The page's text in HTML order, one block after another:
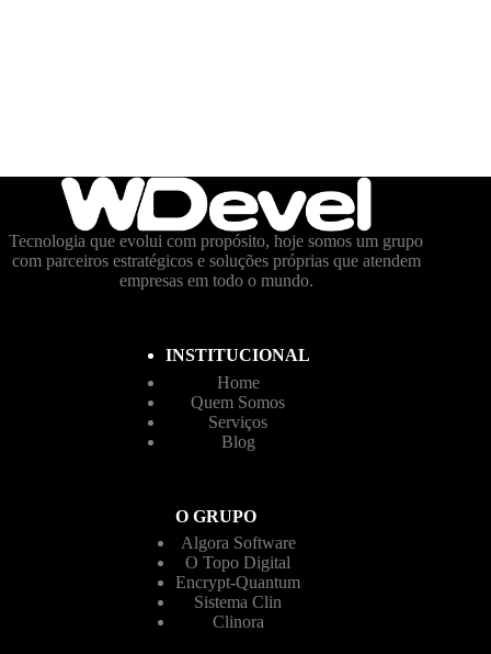
Tecnologia que evolui com propósito, hoje somos um grupo
com parceiros estratégicos e soluções próprias que atendem
empresas em todo o mundo.
INSTITUCIONAL
Home
Quem Somos
Serviços
Blog
O GRUPO
Algora Software
O Topo Digital
Encrypt-Quantum
Sistema Clin
Clinora